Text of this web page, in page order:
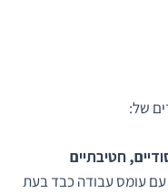
של:
חטיבתיים
עומס עבודה כבד בעת